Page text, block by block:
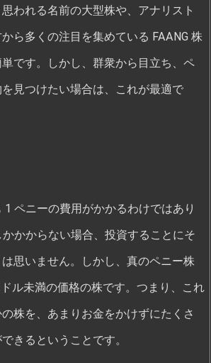
われる名前の大型株や、アナリスト
ら多くの注目を集めている FAANG 株
です。しかし、群衆から目立ち、ペ
見つけたい場合は、これが最適で
ペニーの費用がかかるわけではあり
かからない場合、投資することにそ
思いません。しかし、真のペニー株
ル未満の価格の株です。つまり、これ
株を、あまりお金をかけずにたくさ
きるということです。